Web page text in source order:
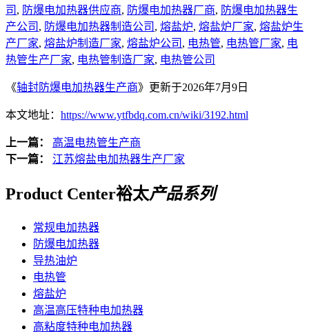
司 , 防爆电加热器供应商, 防爆电加热器厂商, 防爆电加热器生
产公司 , 防爆电加热器制造公司 , 熔盐炉, 熔盐炉厂家, 熔盐炉生
产厂家, 熔盐炉制造厂家, 熔盐炉公司 , 电热管, 电热管厂家, 电
热管生产厂家, 电热管制造厂家, 电热管公司
《轴封防爆电加热器生产商》更新于2026年7月9日
本文地址： https://www.ytfbdq.com.cn/wiki/3192.html
上一篇：
高温电热管生产商
下一篇：
江苏熔盐电加热器生产厂家
Product Center裕太产品系列
常规电加热器
防爆电加热器
导热油炉
电热管
熔盐炉
高温高压特种电加热器
高粘度特种电加热器